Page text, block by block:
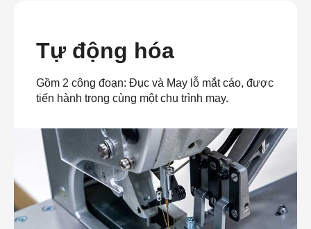
Tự động hóa
Gồm 2 công đoạn: Đục và May lỗ mắt cáo, được
tiến hành trong cùng một chu trình may.